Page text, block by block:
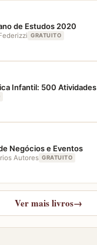
de Estudos 2020
GRATUITO
Infantil: 500 Atividades
Negócios e Eventos
Autores GRATUITO
Ver mais livros→